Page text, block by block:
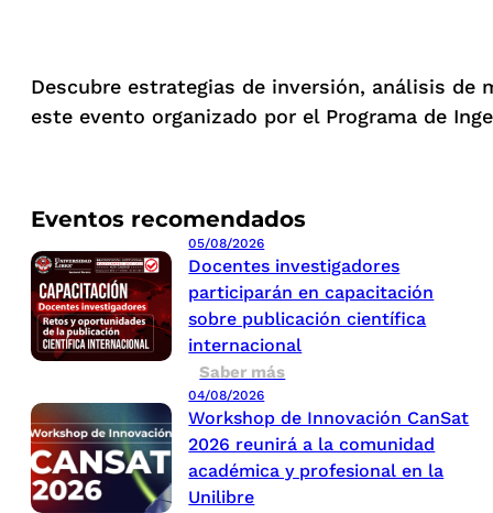
Eventos recomendados
05/08/2026
Docentes investigadores
participarán en capacitación
sobre publicación científica
internacional
Saber más
04/08/2026
Workshop de Innovación CanSat
2026 reunirá a la comunidad
académica y profesional en la
Unilibre
Descubre estrategias de inversión, análisis de
este evento organizado por el Programa de